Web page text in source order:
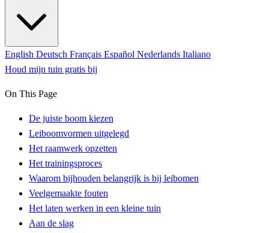
English Deutsch Français Español Nederlands Italiano
Houd mijn tuin gratis bij
On This Page
De juiste boom kiezen
Leiboomvormen uitgelegd
Het raamwerk opzetten
Het trainingsproces
Waarom bijhouden belangrijk is bij leibomen
Veelgemaakte fouten
Het laten werken in een kleine tuin
Aan de slag